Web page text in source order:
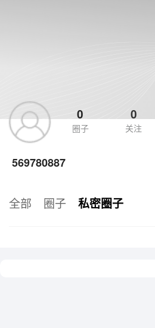
0
圈子
0
关注
569780887
全部 圈子 私密圈子